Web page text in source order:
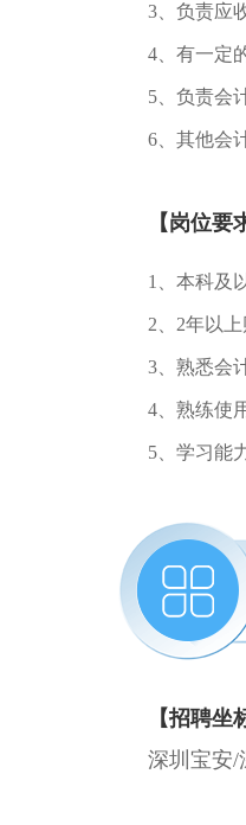
3、负责应
4、有一定
5、负责会
6、其他会
【岗位要
1、本科及
2、2年以
3、熟悉会
4、熟练使
5、学习能
【招聘坐
深圳宝安/